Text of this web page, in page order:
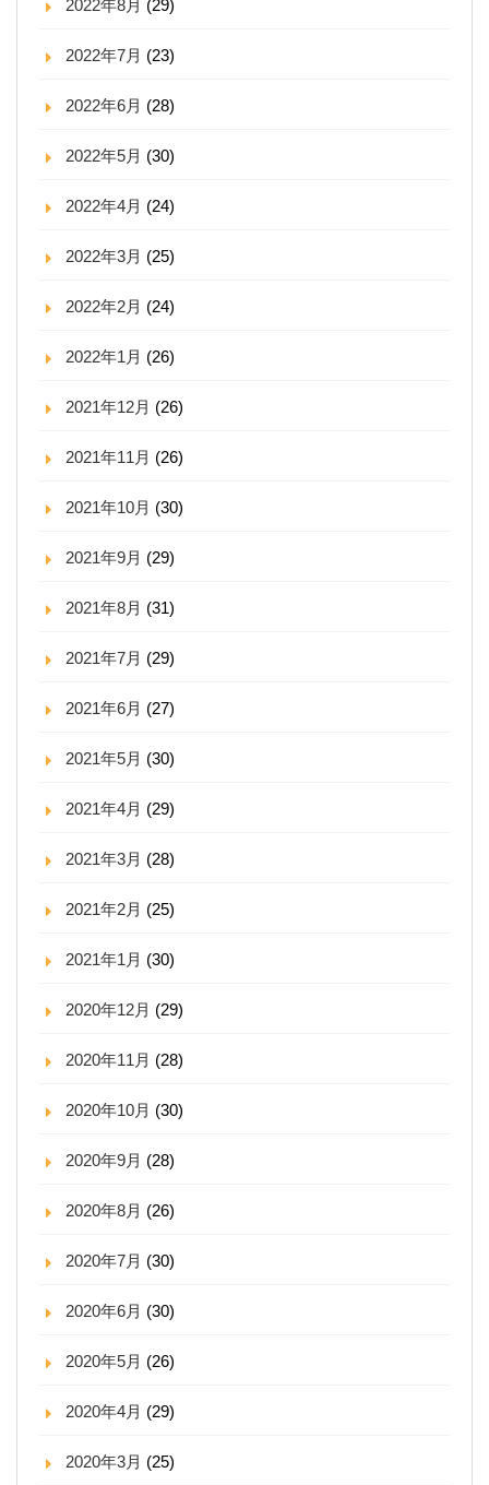
2022年8月 (29)
2022年7月 (23)
2022年6月 (28)
2022年5月 (30)
2022年4月 (24)
2022年3月 (25)
2022年2月 (24)
2022年1月 (26)
2021年12月 (26)
2021年11月 (26)
2021年10月 (30)
2021年9月 (29)
2021年8月 (31)
2021年7月 (29)
2021年6月 (27)
2021年5月 (30)
2021年4月 (29)
2021年3月 (28)
2021年2月 (25)
2021年1月 (30)
2020年12月 (29)
2020年11月 (28)
2020年10月 (30)
2020年9月 (28)
2020年8月 (26)
2020年7月 (30)
2020年6月 (30)
2020年5月 (26)
2020年4月 (29)
2020年3月 (25)